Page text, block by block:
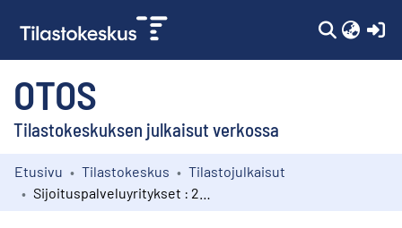
OTOS
Tilastokeskuksen julkaisut verkossa
Kokoelmat
Etusivu Tilastokeskus
Tilastojulkaisut